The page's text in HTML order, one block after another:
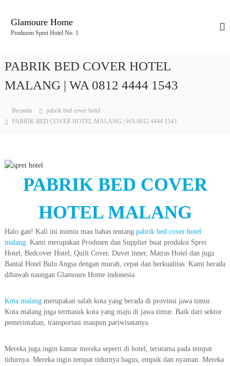
Glamoure Home
Produsen Sprei Hotel No. 1
PABRIK BED COVER HOTEL
MALANG | WA 0812 4444 1543
Beranda
pabrik bed cover hotel
PABRIK BED COVER HOTEL MALANG | WA 0812 4444 1543
PABRIK BED COVER
HOTEL MALANG
Halo gan! Kali ini mimin mau bahas tentang pabrik bed cover hotel
malang. Kami merupakan Produsen dan Supplier buat produksi Sprei
Hotel, Bedcover Hotel, Quilt Cover, Duvet inner, Matras Hotel dan juga
Bantal Hotel Bulu Angsa dengan murah, cepat dan berkualitas. Kami berada
dibawah naungan Glamoure Home indonesia.
Kota malangmerupakan salah kota yang berada di provinsi jawa timur.
Kota malang juga termasuk kota yang maju di jawa timur. Baik dari sektor
pemerintahan, transportasi maupun pariwisatanya.
Mereka juga ingin kamar mereka seperti di hotel, terutama pada tempat
tidurnya. Mereka ingin tempat tidurnya bagus, empuk dan nyaman. Mereka